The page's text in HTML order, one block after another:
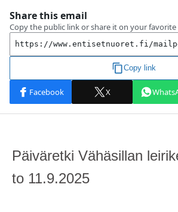
Päiväretki Vähäsillan
to 11.9.2025